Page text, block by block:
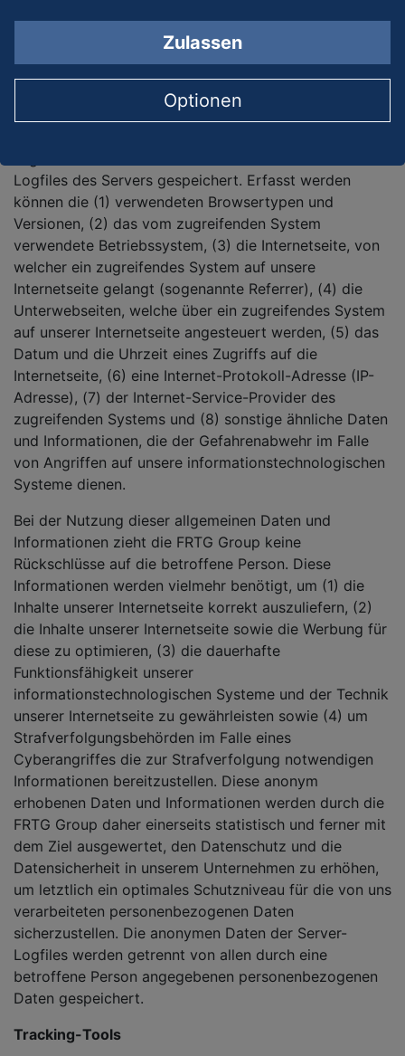
Aufruf der Internetseite durch eine betroffene Person
oder ein automatisiertes System eine Reihe von
Logfiles des Servers gespeichert. Erfasst werden
können die (1) verwendeten Browsertypen und
Versionen, (2) das vom zugreifenden System
verwendete Betriebssystem, (3) die Internetseite, von
welcher ein zugreifendes System auf unsere
Internetseite gelangt (sogenannte Referrer), (4) die
Unterwebseiten, welche über ein zugreifendes System
auf unserer Internetseite angesteuert werden, (5) das
Datum und die Uhrzeit eines Zugriffs auf die
Internetseite, (6) eine Internet-Protokoll-Adresse (IP-
Adresse), (7) der Internet-Service-Provider des
zugreifenden Systems und (8) sonstige ähnliche Daten
und Informationen, die der Gefahrenabwehr im Falle
von Angriffen auf unsere informationstechnologischen
Systeme dienen.
Bei der Nutzung dieser allgemeinen Daten und
Informationen zieht die FRTG Group keine
Rückschlüsse auf die betroffene Person. Diese
Informationen werden vielmehr benötigt, um (1) die
Inhalte unserer Internetseite korrekt auszuliefern, (2)
die Inhalte unserer Internetseite sowie die Werbung für
diese zu optimieren, (3) die dauerhafte
Funktionsfähigkeit unserer
informationstechnologischen Systeme und der Technik
unserer Internetseite zu gewährleisten sowie (4) um
Strafverfolgungsbehörden im Falle eines
Cyberangriffes die zur Strafverfolgung notwendigen
Informationen bereitzustellen. Diese anonym
erhobenen Daten und Informationen werden durch die
FRTG Group daher einerseits statistisch und ferner mit
dem Ziel ausgewertet, den Datenschutz und die
Datensicherheit in unserem Unternehmen zu erhöhen,
um letztlich ein optimales Schutzniveau für die von uns
verarbeiteten personenbezogenen Daten
sicherzustellen. Die anonymen Daten der Server-
Logfiles werden getrennt von allen durch eine
betroffene Person angegebenen personenbezogenen
Daten gespeichert.
Tracking-Tools
Zulassen
Optionen